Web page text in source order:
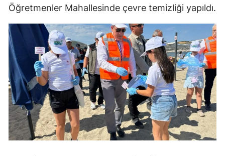
Öğretmenler Mahallesinde çevre temizliği yapıldı.